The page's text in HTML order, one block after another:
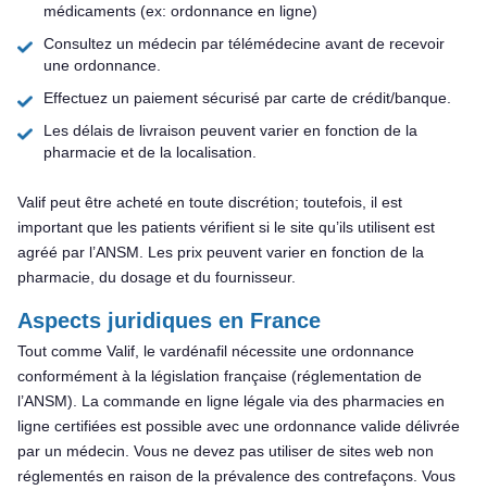
médicaments (ex: ordonnance en ligne)
Consultez un médecin par télémédecine avant de recevoir
une ordonnance.
Effectuez un paiement sécurisé par carte de crédit/banque.
Les délais de livraison peuvent varier en fonction de la
pharmacie et de la localisation.
Valif peut être acheté en toute discrétion; toutefois, il est
important que les patients vérifient si le site qu’ils utilisent est
agréé par l’ANSM. Les prix peuvent varier en fonction de la
pharmacie, du dosage et du fournisseur.
Aspects juridiques en France
Tout comme Valif, le vardénafil nécessite une ordonnance
conformément à la législation française (réglementation de
l’ANSM). La commande en ligne légale via des pharmacies en
ligne certifiées est possible avec une ordonnance valide délivrée
par un médecin. Vous ne devez pas utiliser de sites web non
réglementés en raison de la prévalence des contrefaçons. Vous